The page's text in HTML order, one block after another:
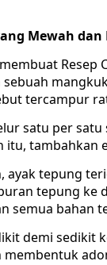
Mewah dan
Resep
tercampur
satu per
itu, tambahkan
ayak tepung
tepung ke
semua bahan
demi sedikit